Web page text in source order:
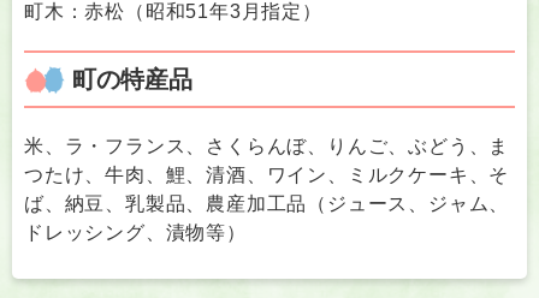
町木：赤松（昭和51年3月指定）
町の特産品
米、ラ・フランス、さくらんぼ、りんご、ぶどう、ま
つたけ、牛肉、鯉、清酒、ワイン、ミルクケーキ、そ
ば、納豆、乳製品、農産加工品（ジュース、ジャム、
ドレッシング、漬物等）